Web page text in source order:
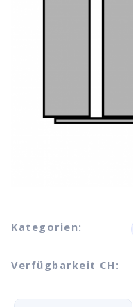
Kategorien:
Verfügbarkeit CH: